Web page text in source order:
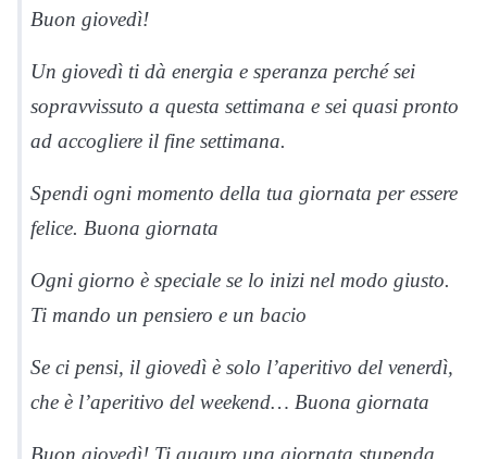
Buon giovedì!
Un giovedì ti dà energia e speranza perché sei
sopravvissuto a questa settimana e sei quasi pronto
ad accogliere il fine settimana.
Spendi ogni momento della tua giornata per essere
felice. Buona giornata
Ogni giorno è speciale se lo inizi nel modo giusto.
Ti mando un pensiero e un bacio
Se ci pensi, il giovedì è solo l’aperitivo del venerdì,
che è l’aperitivo del weekend… Buona giornata
Buon giovedì! Ti auguro una giornata stupenda